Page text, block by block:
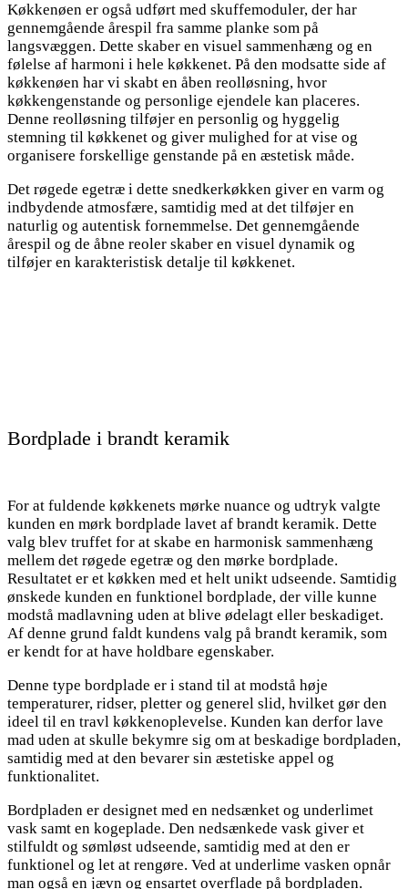
Køkkenøen er også udført med skuffemoduler, der har
gennemgående årespil fra samme planke som på
langsvæggen. Dette skaber en visuel sammenhæng og en
følelse af harmoni i hele køkkenet. På den modsatte side af
køkkenøen har vi skabt en åben reolløsning, hvor
køkkengenstande og personlige ejendele kan placeres.
Denne reolløsning tilføjer en personlig og hyggelig
stemning til køkkenet og giver mulighed for at vise og
organisere forskellige genstande på en æstetisk måde.
Det røgede egetræ i dette snedkerkøkken giver en varm og
indbydende atmosfære, samtidig med at det tilføjer en
naturlig og autentisk fornemmelse. Det gennemgående
årespil og de åbne reoler skaber en visuel dynamik og
tilføjer en karakteristisk detalje til køkkenet.
Bordplade i brandt keramik
For at fuldende køkkenets mørke nuance og udtryk valgte
kunden en mørk bordplade lavet af brandt keramik. Dette
valg blev truffet for at skabe en harmonisk sammenhæng
mellem det røgede egetræ og den mørke bordplade.
Resultatet er et køkken med et helt unikt udseende. Samtidig
ønskede kunden en funktionel bordplade, der ville kunne
modstå madlavning uden at blive ødelagt eller beskadiget.
Af denne grund faldt kundens valg på brandt keramik, som
er kendt for at have holdbare egenskaber.
Denne type bordplade er i stand til at modstå høje
temperaturer, ridser, pletter og generel slid, hvilket gør den
ideel til en travl køkkenoplevelse. Kunden kan derfor lave
mad uden at skulle bekymre sig om at beskadige bordpladen,
samtidig med at den bevarer sin æstetiske appel og
funktionalitet.
Bordpladen er designet med en nedsænket og underlimet
vask samt en kogeplade. Den nedsænkede vask giver et
stilfuldt og sømløst udseende, samtidig med at den er
funktionel og let at rengøre. Ved at underlime vasken opnår
man også en jævn og ensartet overflade på bordpladen.